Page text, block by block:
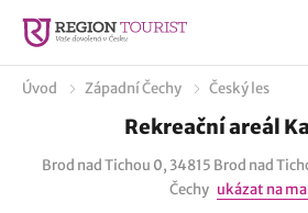
Úvod Západní Čechy Český les
Rekreační areál
Brod nad Tichou 0, 34815 Brod nad
Čechy ukázat na